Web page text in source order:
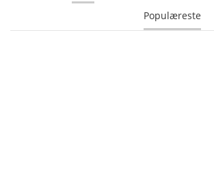
Populæreste